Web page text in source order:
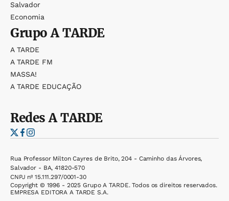
Salvador
Economia
GrupoA TARDE
A TARDE
A TARDE FM
MASSA!
A TARDE EDUCAÇÃO
RedesA TARDE
Rua Professor Milton Cayres de Brito, 204 - Caminho das Árvores,
Salvador - BA, 41820-570
CNPJ nº 15.111.297/0001-30
Copyright © 1996 - 2025 Grupo A TARDE. Todos os direitos reservados.
EMPRESA EDITORA A TARDE S.A.